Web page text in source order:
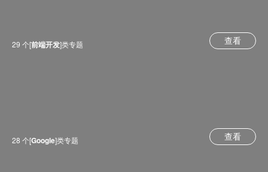
29 个[前端开发]类专题 查看
28 个[Google]类专题 查看